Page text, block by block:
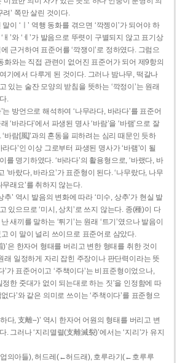
려’ 쪽만 살린 것이다.
이 ‘ㅣ’ 역행 동화를 겪으면 ‘깍젱이’가 되어야 하
ㅐ’와 ‘ㅔ’가 발음으로 뚜렷이 구별되지 않고 표기상
근거하여 표준어를 ‘깍쟁이’로 정하였다. 그럼으
화와는 직접 관련이 없어진 표준어가 되어 제9항의
기에서 다루게 된 것이다. 그러나 밤나무, 떡갈나
있는 술잔 모양의 받침을 뜻하는 ‘깍정이’는 원래
.
방언으로 해석하여 ‘나무라다, 바라다’를 표준어
‘바라다’에서 파생된 명사 ‘바람’을 ‘바램’으로 잘
바람[風]’과의 혼동을 피하려는 심리 때문인 듯하
다’인 이상 그로부터 파생된 명사가 ‘바램’이 될
를 명기하였다. ‘바라다’의 활용형으로, ‘바랬다, 바
‘바랐다, 바라요’가 표준형이 된다. ‘나무랐다, 나무
무래요’를 취하지 않는다.
’ 역시 발음의 변화에 따라 ‘미수, 상추’가 현실 발
있으므로 ‘미시, 상치’로 쓰지 않는다. 종(種)이 다
새끼를 말하는 ‘튀기’는 원래 ‘트기’였으나 발음이
고 이 말이 널리 쓰이므로 표준어로 삼았다.
은 한자어 형태를 버리고 변한 형태를 취한 것이
래 일정하게 자리 잡힌 주장이나 판단력이라는 뜻
’가 표준어이고 ‘주책이다’는 비표준형이었으나,
정한 줏대가 없이 되는대로 하는 짓’을 인정함에 따
다’와 같은 의미로 쓰이는 ‘주책이다’를 표준형으
, 支離--)’ 역시 한자어 어원의 형태를 버리고 변
. 그러나 ‘지리멸렬(支離滅裂)’에서는 ‘지리’가 유지
의아들), 허드레(←허드래), 호루라기(←호루루